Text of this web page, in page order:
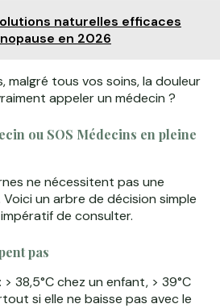
naturelles efficaces
en 2026
malgré tous vos soins, la douleur
appeler un médecin ?
ou SOS Médecins en pleine
ne nécessitent pas une
un arbre de décision simple
de consulter.
pas
: > 38,5°C chez un enfant, > 39°C
si elle ne baisse pas avec le